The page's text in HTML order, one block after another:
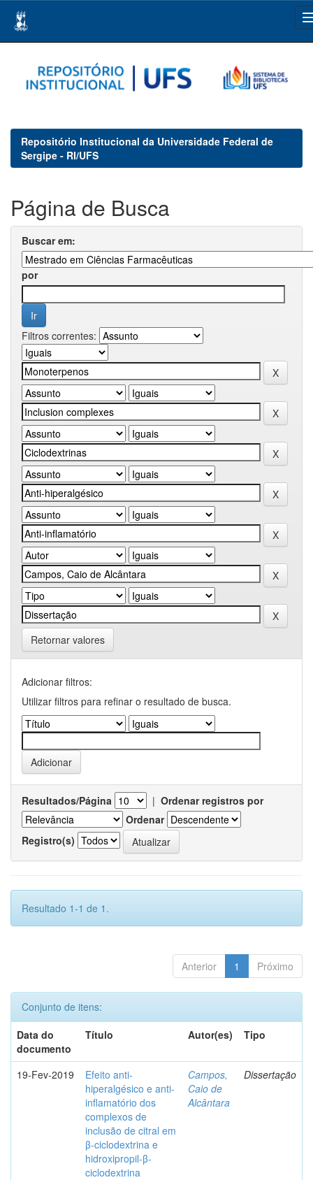
navigation
Repositório Institucional da Universidade Federal de
Sergipe - RI/UFS
Página de Busca
Buscar em:
por
Filtros correntes:
Retornar valores
Adicionar filtros:
Utilizar filtros para refinar o resultado de busca.
Resultados/Página | Ordenar registros por
Ordenar
Registro(s)
Resultado 1-1 de 1.
Anterior 1 Próximo
Conjunto de itens:
Data do
documento
Título Autor(es) Tipo
19-Fev-2019
Efeito anti-
hiperalgésico e anti-
inflamatório dos
complexos de
inclusão de citral em
β-ciclodextrina e
hidroxipropil-β-
ciclodextrina
Campos,
Caio de
Alcântara
Dissertação